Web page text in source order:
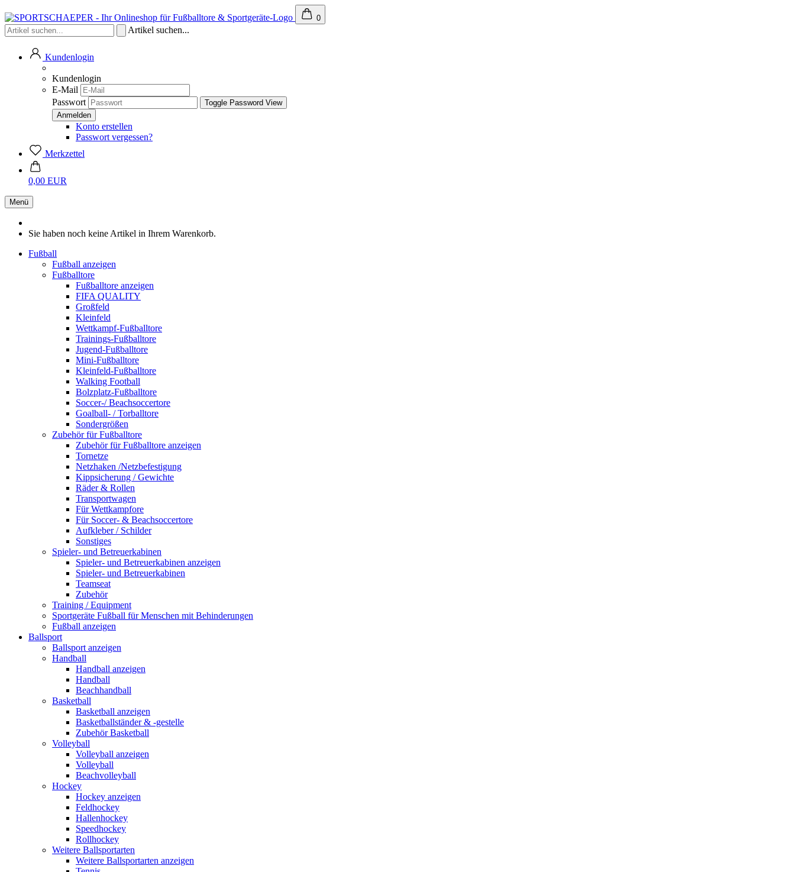
0
Artikel suchen...
Kundenlogin
Kundenlogin
E-Mail
Passwort
Toggle Password View
Konto erstellen
Passwort vergessen?
Merkzettel
0,00 EUR
Menü
Sie haben noch keine Artikel in Ihrem Warenkorb.
Fußball
Fußball anzeigen
Fußballtore
Fußballtore anzeigen
FIFA QUALITY
Großfeld
Kleinfeld
Wettkampf-Fußballtore
Trainings-Fußballtore
Jugend-Fußballtore
Mini-Fußballtore
Kleinfeld-Fußballtore
Walking Football
Bolzplatz-Fußballtore
Soccer-/ Beachsoccertore
Goalball- / Torballtore
Sondergrößen
Zubehör für Fußballtore
Zubehör für Fußballtore anzeigen
Tornetze
Netzhaken /Netzbefestigung
Kippsicherung / Gewichte
Räder & Rollen
Transportwagen
Für Wettkampfore
Für Soccer- & Beachsoccertore
Aufkleber / Schilder
Sonstiges
Spieler- und Betreuerkabinen
Spieler- und Betreuerkabinen anzeigen
Spieler- und Betreuerkabinen
Teamseat
Zubehör
Training / Equipment
Sportgeräte Fußball für Menschen mit Behinderungen
Fußball anzeigen
Ballsport
Ballsport anzeigen
Handball
Handball anzeigen
Handball
Beachhandball
Basketball
Basketball anzeigen
Basketballständer & -gestelle
Zubehör Basketball
Volleyball
Volleyball anzeigen
Volleyball
Beachvolleyball
Hockey
Hockey anzeigen
Feldhockey
Hallenhockey
Speedhockey
Rollhockey
Weitere Ballsportarten
Weitere Ballsportarten anzeigen